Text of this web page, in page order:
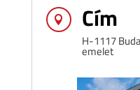
 Cím
H-1117
emelet